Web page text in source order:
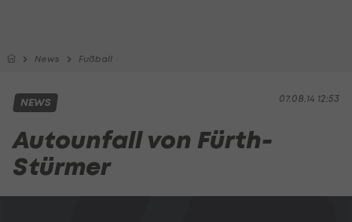
News Fußball
07.08.14 12:53
NEWS
Autounfall von Fürth-
Stürmer